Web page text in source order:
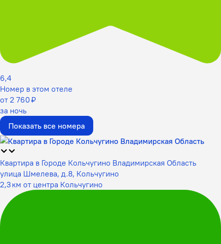
6,4
Номер в этом отеле
от 2 760 ₽
за ночь
Показать все номера
Квартира в Городе Кольчугино Владимирская Область
улица Шмелева, д.8, Кольчугино
2,3 км от центра Кольчугино